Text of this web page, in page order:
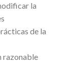
la
de la
razonable